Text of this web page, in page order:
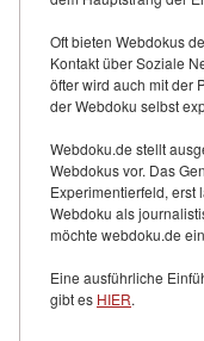
Oft bieten Webdokus
Kontakt über Soziale
öfter wird auch mit der
der Webdoku selbst
Webdoku.de stellt
Webdokus vor. Das
Experimentierfeld, erst
Webdoku als
möchte webdoku.de
Eine ausführliche
gibt es HIER.